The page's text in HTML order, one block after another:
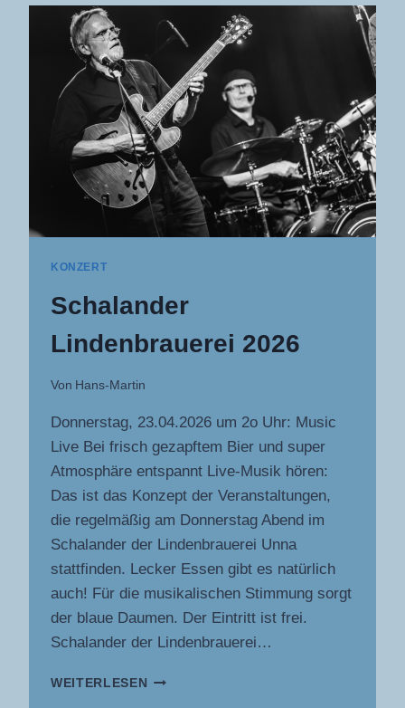
KONZERT
Schalander
Lindenbrauerei 2026
Von Hans-Martin
Donnerstag, 23.04.2026 um 2o Uhr: Music
Live Bei frisch gezapftem Bier und super
Atmosphäre entspannt Live-Musik hören:
Das ist das Konzept der Veranstaltungen,
die regelmäßig am Donnerstag Abend im
Schalander der Lindenbrauerei Unna
stattfinden. Lecker Essen gibt es natürlich
auch! Für die musikalischen Stimmung sorgt
der blaue Daumen. Der Eintritt ist frei.
Schalander der Lindenbrauerei…
WEITERLESEN SCHALANDER